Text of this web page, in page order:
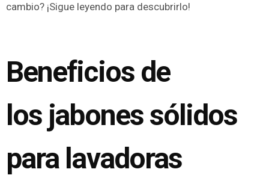
cambio? ¡Sigue leyendo para descubrirlo!
Beneficios de
los jabones sólidos
para lavadoras